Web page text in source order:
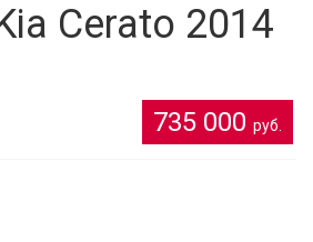
Cerato 2014
735 000 руб.